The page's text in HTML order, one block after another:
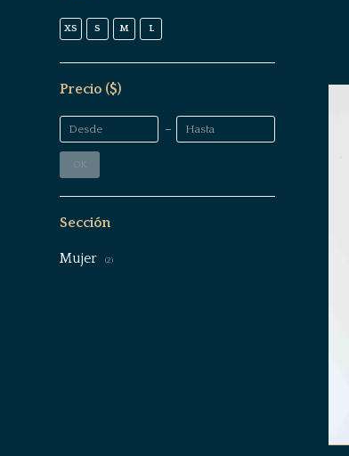
XS S M L
Precio ($)
OK
Sección
Mujer (2)